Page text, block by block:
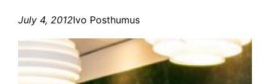
July 4, 2012Ivo Posthumus